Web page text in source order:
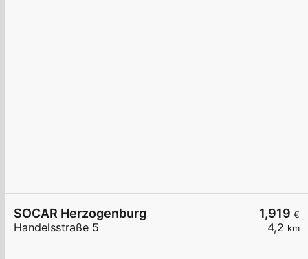
1,919 €
4,2 km
SOCAR Herzogenburg
Handelsstraße 5